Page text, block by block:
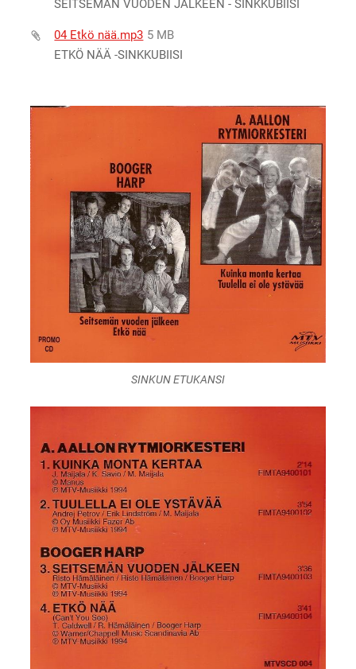
SEITSEMÄN VUODEN JÄLKEEN - SINKKUBIISI
04 Etkö nää.mp3 5 MB
ETKÖ NÄÄ -SINKKUBIISI
SINKUN ETUKANSI